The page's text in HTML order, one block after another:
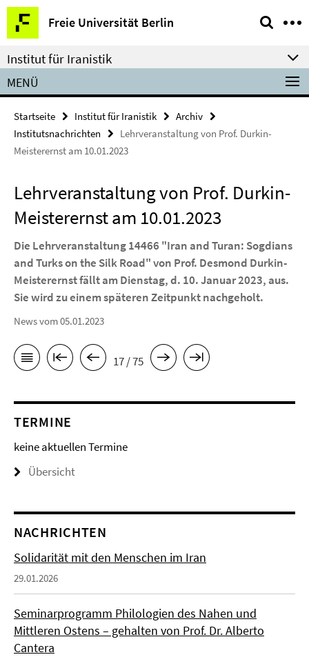
Springe
direkt
zu
Inhalt
Freie Universität Berlin
Service-
Navigation
Institut für Iranistik
MENÜ
Startseite Institut für Iranistik
Archiv
Institutsnachrichten
Lehrveranstaltung von Prof. Durkin-
Meisterernst am 10.01.2023
Lehrveranstaltung von Prof. Durkin-
Meisterernst am 10.01.2023
Die Lehrveranstaltung 14466 "Iran and Turan: Sogdians
and Turks on the Silk Road" von Prof. Desmond Durkin-
Meisterernst fällt am Dienstag, d. 10. Januar 2023, aus.
Sie wird zu einem späteren Zeitpunkt nachgeholt.
News vom 05.01.2023
17 / 75
TERMINE
keine aktuellen Termine
Übersicht
NACHRICHTEN
Solidarität mit den Menschen im Iran
29.01.2026
Seminarprogramm Philologien des Nahen und
Mittleren Ostens – gehalten von Prof. Dr. Alberto
Cantera